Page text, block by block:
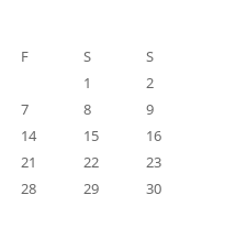
F S
S
1
2
7 8
9
14 15
16
21 22
23
28 29
30